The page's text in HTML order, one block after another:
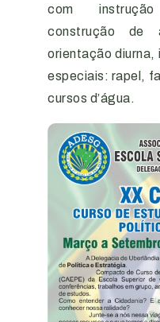
com
construção de
orientação
especiais: rapel,
cursos d’água.